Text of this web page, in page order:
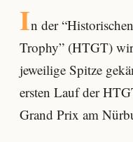
In der
Trophy” (HTGT)
jeweilige Spitze
ersten Lauf der
Grand Prix am